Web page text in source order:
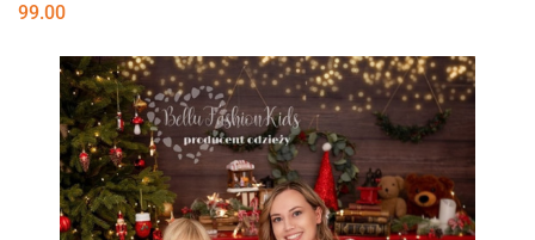
99.00